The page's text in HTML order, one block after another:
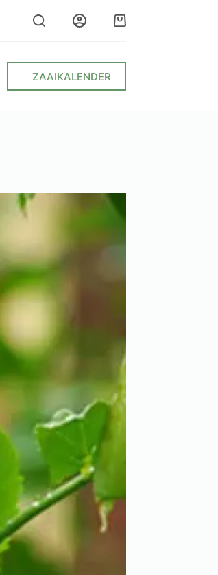
Winkelwagen
ZAAIKALENDER